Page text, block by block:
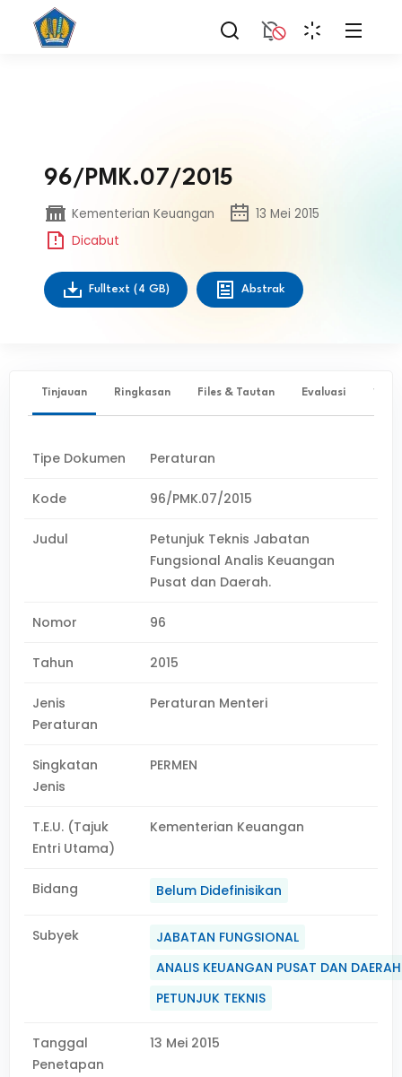
96/PMK.07/2015
Kementerian Keuangan
13 Mei 2015
Dicabut
Fulltext (4 GB) Abstrak
Tinjauan Ringkasan Files & Tautan Evaluasi ✨
Tipe Dokumen Peraturan
Kode 96/PMK.07/2015
Judul
Petunjuk Teknis Jabatan
Fungsional Analis Keuangan
Pusat dan Daerah.
Nomor 96
Tahun 2015
Jenis
Peraturan
Peraturan Menteri
Singkatan
Jenis
PERMEN
T.E.U. (Tajuk
Entri Utama)
Kementerian Keuangan
Bidang Belum Didefinisikan
Subyek
JABATAN FUNGSIONAL
ANALIS KEUANGAN PUSAT DAN DAERAH
PETUNJUK TEKNIS
Tanggal
Penetapan
13 Mei 2015